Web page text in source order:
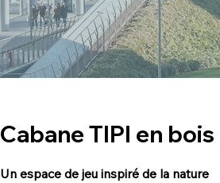
Cabane TIPI en
Un espace de jeu inspiré de la nature